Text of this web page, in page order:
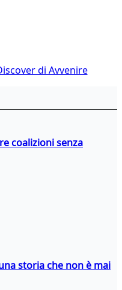
di Avvenire
coalizioni senza
storia che non è mai